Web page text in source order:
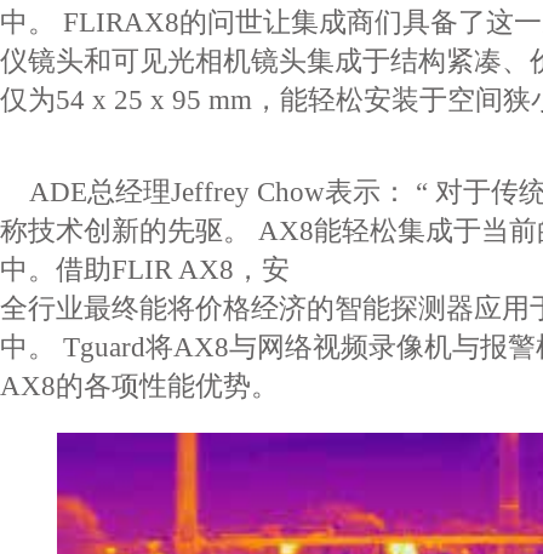
中。 FLIRAX8的问世让集成商们具备了这
仪镜头和可见光相机镜头集成于结构紧凑、
仅为54 x 25 x 95 mm ，能轻松安装于空间狭
ADE总经理Jeffrey Chow表示： “ 对于传
称技术创新的先驱。 AX8能轻松集成于当
中。借助FLIR AX8 ，安
全行业最终能将价格经济的智能探测器应用
中。 Tguard将AX8与网络视频录像机与报
AX8的各项性能优势。